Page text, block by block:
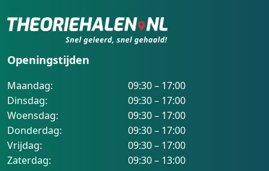
Openingstijden
Maandag:
09:30 – 17:00
Dinsdag:
09:30 – 17:00
Woensdag:
09:30 – 17:00
Donderdag:
09:30 – 17:00
Vrijdag:
09:30 – 17:00
Zaterdag:
09:30 – 13:00